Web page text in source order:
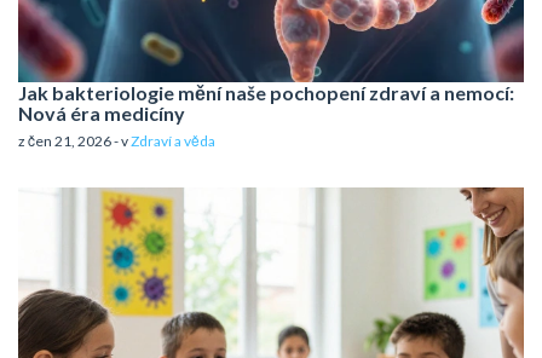
Jak bakteriologie mění naše pochopení zdraví a nemocí:
Nová éra medicíny
z čen 21, 2026 - vZdraví a věda